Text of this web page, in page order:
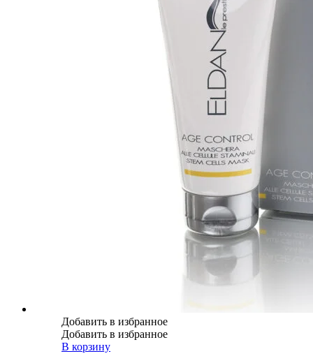
Добавить в избранное
Добавить в избранное
В корзину